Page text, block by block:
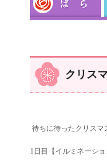
クリス
待ちに待ったクリスマ
1日目【イルミネーシ